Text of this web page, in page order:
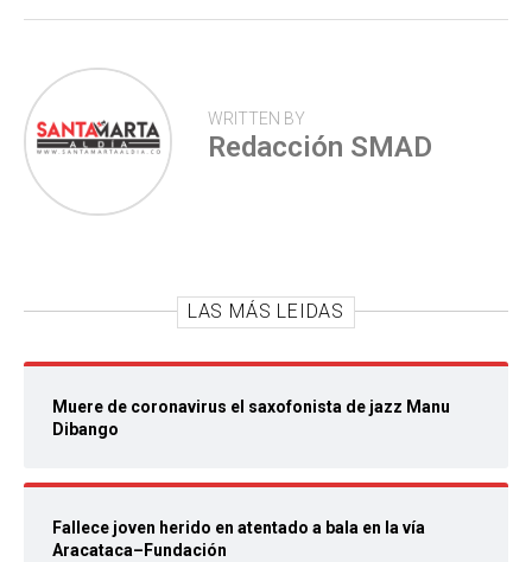
WRITTEN BY
Redacción SMAD
LAS MÁS LEIDAS
Muere de coronavirus el saxofonista de jazz Manu
Dibango
Fallece joven herido en atentado a bala en la vía
Aracataca–Fundación